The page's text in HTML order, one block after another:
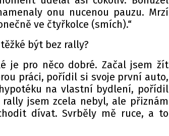
onu nucenou pauzu. Mrzí
ve čtyřkolce (smích).“
být bez rally?
je pro něco dobré. Začal jsem žít
práci, pořídil si svoje první auto,
na vlastní bydlení, pořídil
jsem zcela nebyl, ale přiznám
dívat. Svrběly mě ruce, a to